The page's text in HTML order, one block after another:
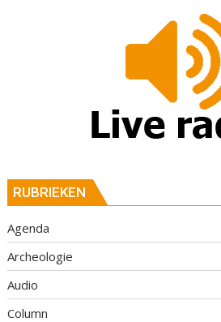
RUBRIEKEN
Agenda
Archeologie
Audio
Column